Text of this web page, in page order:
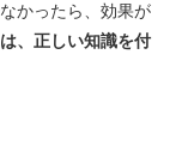
かったら、効果が
、正しい知識を付